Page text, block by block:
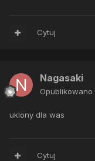
Cytuj
Nagasaki
Opublikowano
uklony dla was
Cytuj